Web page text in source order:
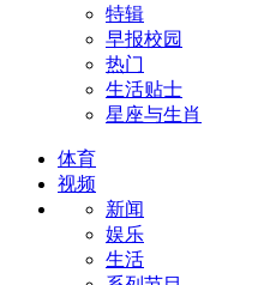
特辑
早报校园
热门
生活贴士
星座与生肖
体育
视频
新闻
娱乐
生活